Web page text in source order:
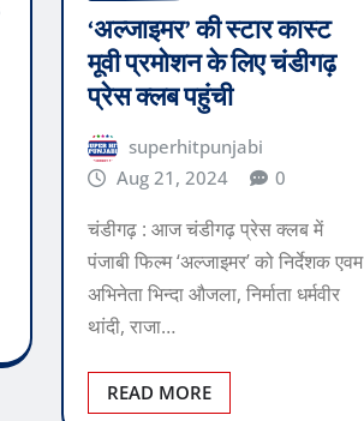
‘अल्जाइमर’ की स्टार कास्ट
मूवी प्रमोशन के लिए चंडीगढ़
प्रेस क्लब पहुंची
superhitpunjabi
Aug 21, 2024
0
चंडीगढ़ : आज चंडीगढ़ प्रेस क्लब में
पंजाबी फिल्म ‘अल्जाइमर’ को निर्देशक एवम
अभिनेता भिन्दा औजला, निर्माता धर्मवीर
थांदी, राजा…
READ MORE